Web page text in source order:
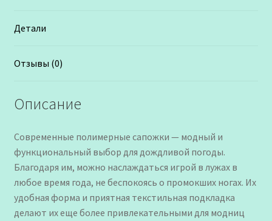
Детали
Отзывы (0)
Описание
Современные полимерные сапожки — модный и
функциональный выбор для дождливой погоды.
Благодаря им, можно наслаждаться игрой в лужах в
любое время года, не беспокоясь о промокших ногах. Их
удобная форма и приятная текстильная подкладка
делают их еще более привлекательными для модниц